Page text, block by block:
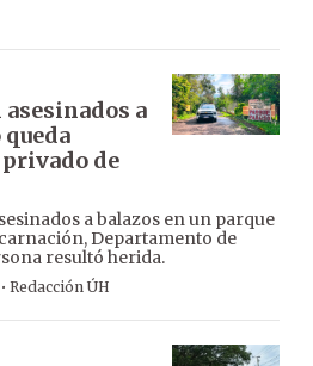
a
de
a balazos en un parque
Departamento de
resultó herida.
· Redacción ÚH